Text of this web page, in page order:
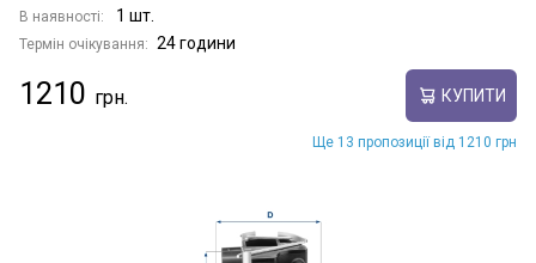
В наявності: 1 шт.
Термін очікування: 24 години
1210 КУПИТИ
Ще 13 пропозиції від 1210 грн